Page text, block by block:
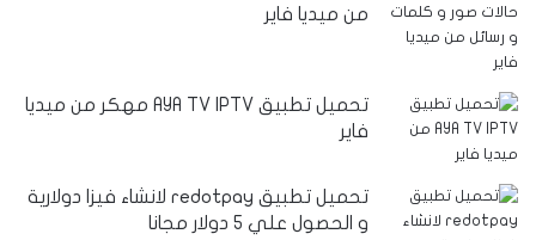
من ميديا فاير
تحميل تطبيق AYA TV IPTV مهكر من ميديا
فاير
تحميل تطبيق redotpay لانشاء فيزا دولارية
و الحصول علي 5 دولار مجانا